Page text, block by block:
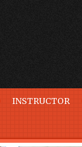
INSTRUCTOR